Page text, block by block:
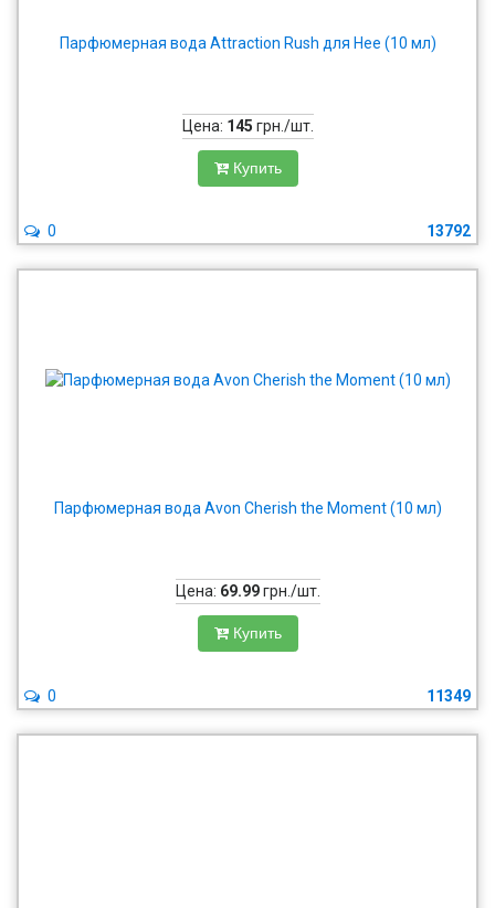
Парфюмерная вода Attraction Rush для Нее (10 мл)
Цена: 145 грн./шт.
Купить
13792
0
Парфюмерная вода Avon Cherish the Moment (10 мл)
Цена: 69.99грн./шт.
Купить
11349
0